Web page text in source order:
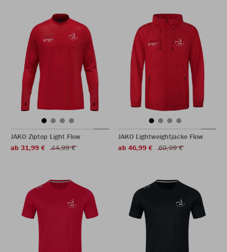
JAKO Ziptop Light Flow
ab 31,99 €
44,99 €
JAKO Lightweightjacke Flow
ab 46,99 €
69,99 €